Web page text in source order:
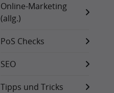
Online-Marketing
(allg.)
PoS Checks
SEO
Tipps und Tricks